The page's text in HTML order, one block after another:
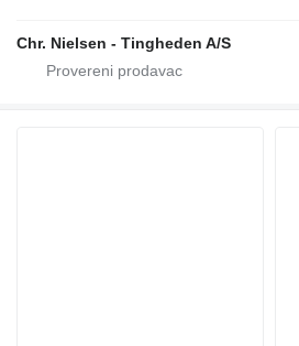
Chr. Nielsen - Tingheden A/S